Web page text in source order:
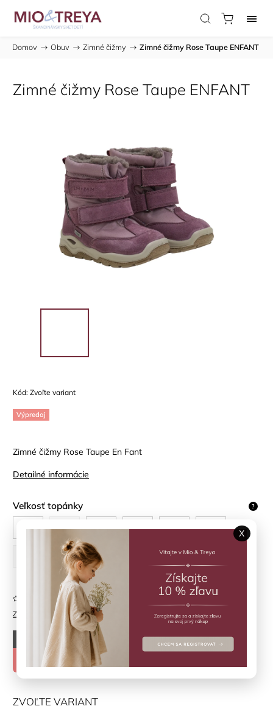
Domov / Obuv / Zimné čižmy / Zimné čižmy Rose Taupe ENFANT
Zimné čižmy Rose Taupe ENFANT
Kód: Zvoľte variant
Výpredaj
Zimné čižmy Rose Taupe En Fant
Detailné informácie
Veľkosť topánky ?
20 21 22 23 24 25
27 28
Značka: EN*FANT
Neohodnotené
€129,90
–50 %
€64,95
ZVOĽTE VARIANT
X